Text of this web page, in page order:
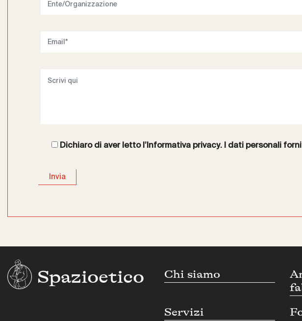
Dichiaro di aver letto l’Informativa privacy. I dati personali
Spazioetico Chi siamo
Servizi